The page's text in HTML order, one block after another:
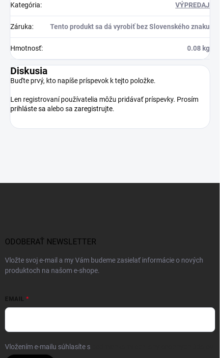
Kategória: VÝPREDAJ
Záruka: Tento produkt sa dá vyrobiť bez Slovenského znaku
Hmotnosť: 0.08 kg
Diskusia
Buďte prvý, kto napíše príspevok k tejto položke.
Len registrovaní používatelia môžu pridávať príspevky. Prosím
prihláste sa alebo sa zaregistrujte.
ODOBERAŤ NEWSLETTER
Vložte svoj e-mail a my Vám budeme zasielať informácie o nových
produktoch na našom e-shope.
EMAIL
Vložením e-mailu súhlasíte s